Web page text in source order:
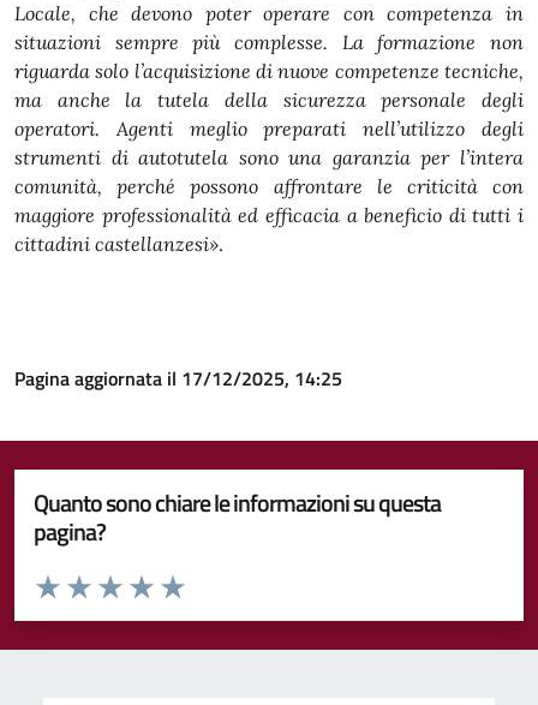
Locale, che devono poter operare con competenza in
situazioni sempre più complesse. La formazione non
riguarda solo l’acquisizione di nuove competenze tecniche,
ma anche la tutela della sicurezza personale degli
operatori. Agenti meglio preparati nell’utilizzo degli
strumenti di autotutela sono una garanzia per l’intera
comunità, perché possono affrontare le criticità con
maggiore professionalità ed efficacia a beneficio di tutti i
cittadini castellanzesi».
Pagina aggiornata il 17/12/2025, 14:25
Quanto sono chiare le informazioni su questa
pagina?
Valuta da 1 a 5 stelle la pagina
Valuta 5 stelle su 5
Valuta 4 stelle su 5
Valuta 3 stelle su 5
Valuta 2 stelle su 5
Valuta 1 stelle su 5